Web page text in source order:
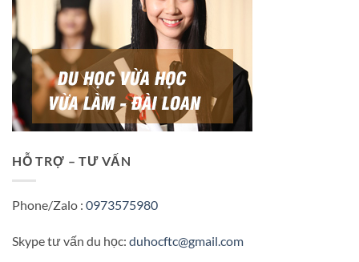
HỖ TRỢ – TƯ VẤN
Phone/Zalo : 0973575980
Skype tư vấn du học: duhocftc@gmail.com